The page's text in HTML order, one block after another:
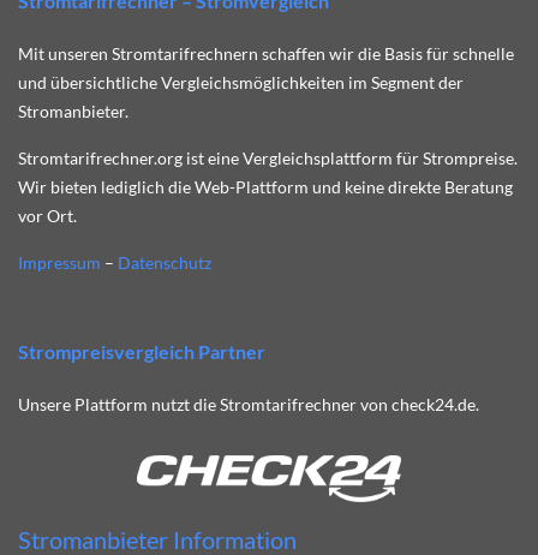
Mit unseren Stromtarifrechnern schaffen wir die Basis für schnelle
und übersichtliche Vergleichsmöglichkeiten im Segment der
Stromanbieter.
Stromtarifrechner.org ist eine Vergleichsplattform für Strompreise.
Wir bieten lediglich die Web-Plattform und keine direkte Beratung
vor Ort.
Impressum – Datenschutz
Strompreisvergleich Partner
Unsere Plattform nutzt die Stromtarifrechner von check24.de.
Stromanbieter Information